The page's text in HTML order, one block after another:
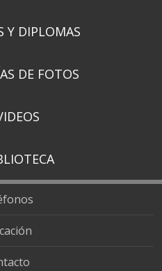
Y DIPLOMAS
DE FOTOS